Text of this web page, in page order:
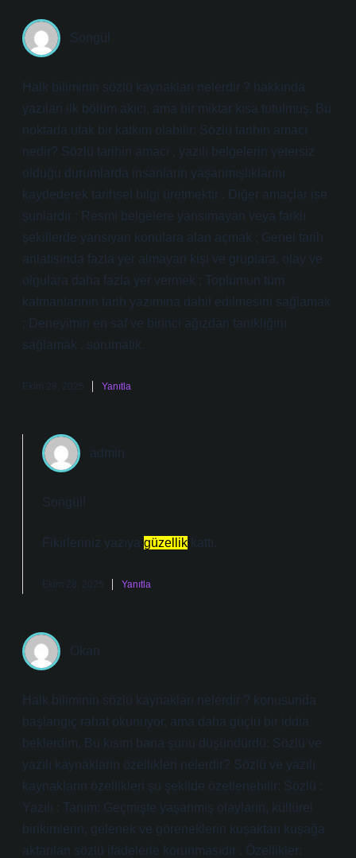
Songül
Halk biliminin sözlü kaynakları nelerdir ? hakkında
yazılan ilk bölüm akıcı, ama bir miktar kısa tutulmuş. Bu
noktada ufak bir katkım olabilir: Sözlü tarihin amacı
nedir? Sözlü tarihin amacı , yazılı belgelerin yetersiz
olduğu durumlarda insanların yaşanmışlıklarını
kaydederek tarihsel bilgi üretmektir . Diğer amaçlar ise
şunlardır : Resmi belgelere yansımayan veya farklı
şekillerde yansıyan konulara alan açmak ; Genel tarih
anlatısında fazla yer almayan kişi ve gruplara, olay ve
olgulara daha fazla yer vermek ; Toplumun tüm
katmanlarının tarih yazımına dahil edilmesini sağlamak
; Deneyimin en saf ve birinci ağızdan tanıklığını
sağlamak . sorumatik.
Ekim 28, 2025 Yanıtla
admin
Songül!
Fikirleriniz yazıya güzellik kattı.
Ekim 28, 2025 Yanıtla
Okan
Halk biliminin sözlü kaynakları nelerdir ? konusunda
başlangıç rahat okunuyor, ama daha güçlü bir iddia
beklerdim. Bu kısım bana şunu düşündürdü: Sözlü ve
yazılı kaynakların özellikleri nelerdir? Sözlü ve yazılı
kaynakların özellikleri şu şekilde özetlenebilir: Sözlü :
Yazılı : Tanım: Geçmişte yaşanmış olayların, kültürel
birikimlerin, gelenek ve göreneklerin kuşaktan kuşağa
aktarılan sözlü ifadelerle korunmasıdır . Özellikler: